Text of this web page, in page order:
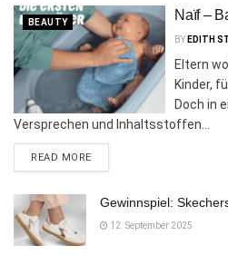
BEAUTY Naïf –
BY EDITH
Eltern
Kinder,
Doch in
Versprechen und Inhaltsstoffen...
READ MOREDETAILS
Gewinnspiel:
12. September 2025